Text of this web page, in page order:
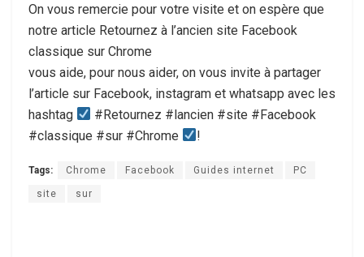
On vous remercie pour votre visite et on espère que
notre article Retournez à l’ancien site Facebook
classique sur Chrome
vous aide, pour nous aider, on vous invite à partager
l’article sur Facebook, instagram et whatsapp avec les
hashtag
#Retournez #lancien #site #Facebook
#classique #sur #Chrome
!
Tags: Chrome Facebook Guides internet PC
site sur